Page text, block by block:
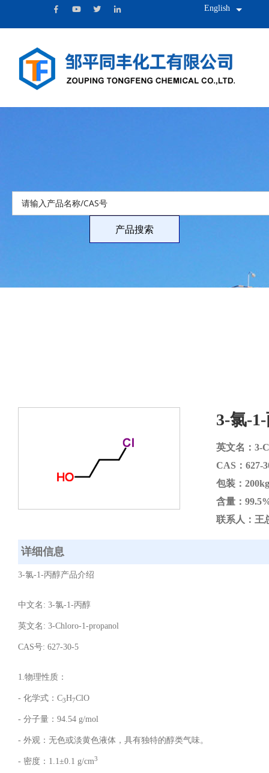
English
3-氯-
英文名：3-
CAS：627-
包装：
含量：
联系人：王
详细信息
3-氯-1-丙醇产品介绍
中文名: 3-氯-1-丙醇
英文名: 3-Chloro-1-propanol
CAS号: 627-30-5
1.物理性质：
- 化学式： C3H7ClO
- 分子量：94.54 g/mol
- 外观：无色或淡黄色液体，具有独特的醇类气味。
- 密度： 1.1±0.1 g/cm3